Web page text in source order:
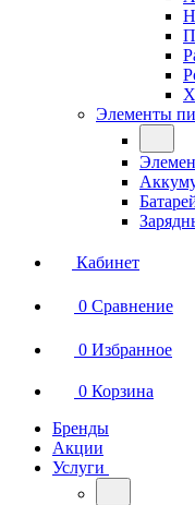
Элементы
Кабинет
0 Сравнение
0 Избранное
0 Корзина
Бренды
Акции
Услуги